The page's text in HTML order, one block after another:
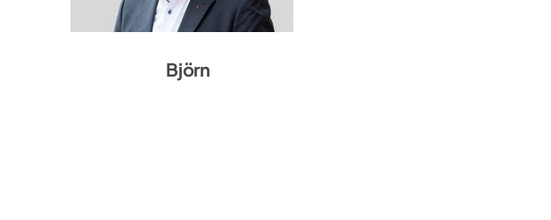
Björn
Björn Hambach